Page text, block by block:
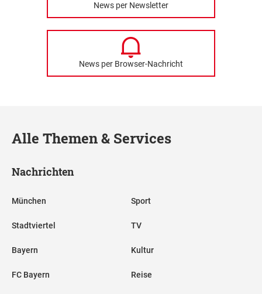
News per Newsletter
News per Browser-Nachricht
Alle Themen & Services
Nachrichten
München
Stadtviertel
Bayern
FC Bayern
Sport
TV
Kultur
Reise